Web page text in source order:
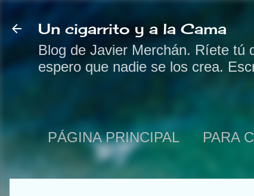
Un cigarrito y a la Cama
Blog de Javier Merchán. Ríete tú
espero que nadie se los crea.
PÁGINA PRINCIPAL PARA